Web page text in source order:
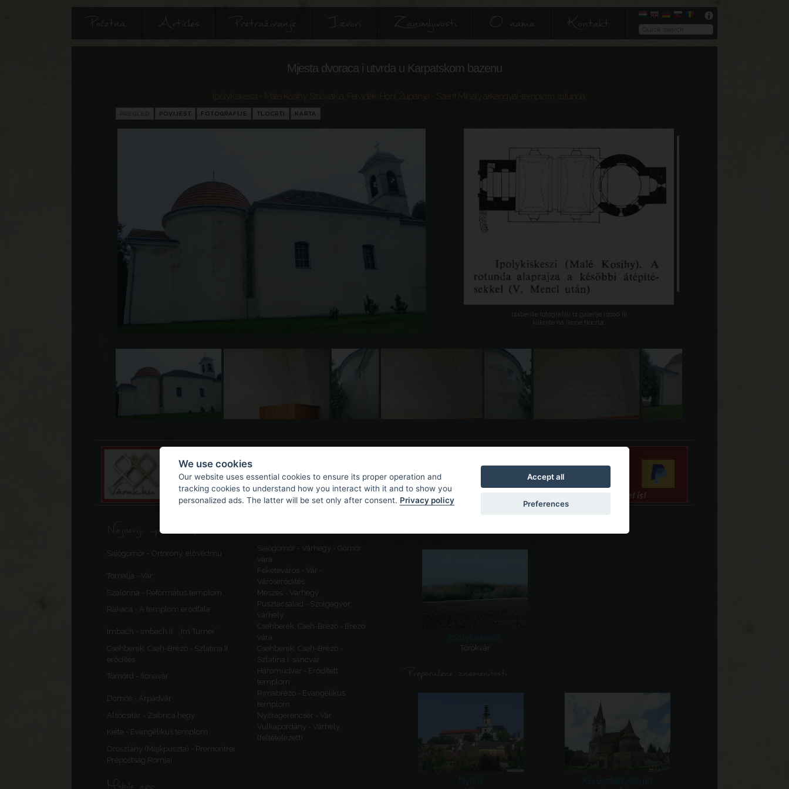
Početna Articles Pretraživanje Izvori Zanimljivosti O nama Kontakt
Mjesta dvoraca i utvrda u Karpatskom bazenu
Ipolykiskeszi - Malé Kosihy Szlovákia Hont Županija - Szent Mihály arkangyal-templom, rotunda
POVIJEST FOTOGRAFIJE TLOCRTI KARTA
Izaberite fotografiju iz galerije ispod ili
kliknite na ikone tlocrta.
Najnoviji uploadi, ispravci
Sajógömör - Őrtorony, elővédmű
Sajógömör - Várhegy - Gömör
vára
Tornalja - Vár
Feketeváros - Vár -
Városerődítés
Szalonna - Református templom
Meszes - Várhegy
Rakaca - A templom erődfala
Pusztacsalád - Szolgagyőr,
várhely
Imbach - Imbach II., „Im Turner”
Csehberek, Cseh-Brézó - Brezó
vára
Csehberek, Cseh-Brézó - Szlatina II.
erődítés
Csehberek, Cseh-Brézó -
Szlatina I. sáncvár
Tömörd - Ilonavár
Háromudvar - Erődített
templom
Dömös - Árpádvár
Rimabrézó - Evangélikus
templom
Alsócsitár - Zsibrica hegy
Nyitragerencsér - Vár
Kiéte - Evangélikus templom
Vulkapordány - Várhely
(feltételezett)
Oroszlány (Majkpuszta) - Premontrei
Prépostság Romjai
Mobile app
Nadovezane znamenitosti
Ipolykiskeszi
Törökvár
Preporučene znamenitosti
Nyitra Kereszténysziget
We use cookies
Our website uses essential cookies to ensure its proper operation and
tracking cookies to understand how you interact with it and to show you
personalized ads. The latter will be set only after consent. Privacy policy
Accept all
Preferences